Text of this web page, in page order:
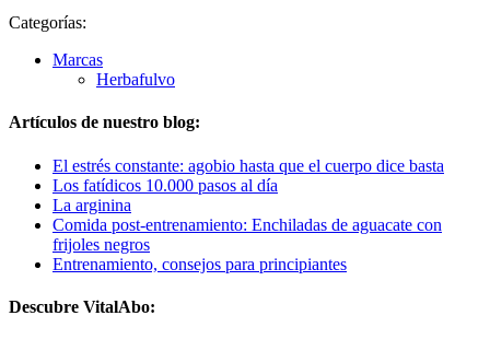
Categorías:
Marcas
Herbafulvo
Artículos de nuestro blog:
El estrés constante: agobio hasta que el cuerpo dice basta
Los fatídicos 10.000 pasos al día
La arginina
Comida post-entrenamiento: Enchiladas de aguacate con
frijoles negros
Entrenamiento, consejos para principiantes
Descubre VitalAbo: